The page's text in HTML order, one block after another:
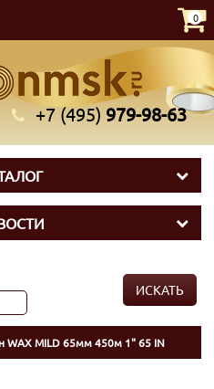
0
+7 (495) 979-98-63
ИСКАТЬ
WAX MILD 65мм 450м 1" 65 IN